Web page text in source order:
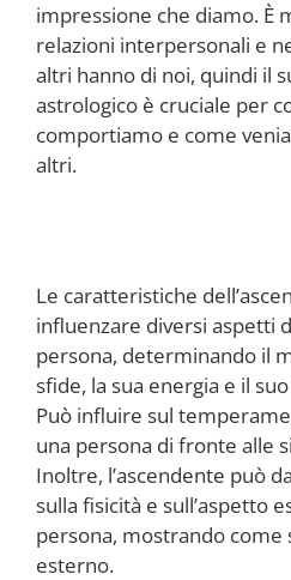
impressione che diamo. È
relazioni interpersonali e
altri hanno di noi, quindi il
astrologico è cruciale per
comportiamo e come
altri.
Le caratteristiche
influenzare diversi aspetti
persona, determinando il
sfide, la sua energia e il
Può influire sul
una persona di fronte alle
Inoltre, l’ascendente può
sulla fisicità e sull’aspetto
persona, mostrando come
esterno.